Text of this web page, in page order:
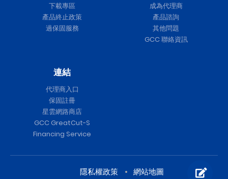
下載專區
產品終止政策
過保固服務
成為代理商
產品諮詢
其他問題
GCC 聯絡資訊
連結
代理商入口
保固註冊
星雲網路商店
GCC GreatCut-S
Financing Service
隱私權政策 網站地圖